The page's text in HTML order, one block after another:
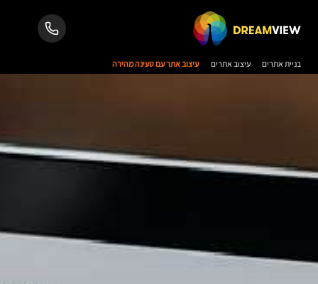
בניית אתרים עיצוב אתרים עיצוב אתר עם טעינה מהירה